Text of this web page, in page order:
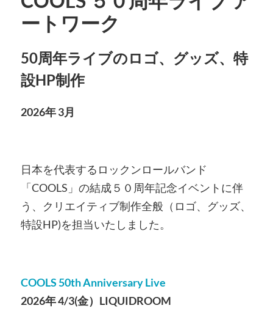
ートワーク
50周年ライブのロゴ、グッズ、特
設HP制作
2026年 3月
日本を代表するロックンロールバンド
「COOLS」の結成５０周年記念イベントに伴
う、クリエイティブ制作全般（ロゴ、グッズ、
特設HP)を担当いたしました。
COOLS 50th Anniversary Live
2026年 4/3(金）LIQUIDROOM